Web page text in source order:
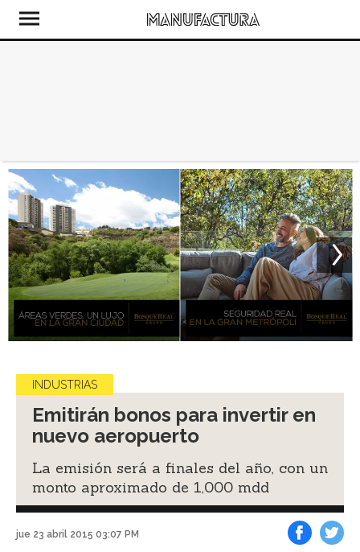
INDUSTRIAS
Emitirán bonos para invertir en
nuevo aeropuerto
La emisión será a finales del año, con un
monto aproximado de 1,000 mdd
jue 23 abril 2015 03:07 PM